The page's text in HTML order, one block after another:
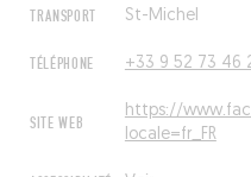
TRANSPORT St-Michel
TÉLÉPHONE +33 9 52 73 46
SITE WEB
https://
locale=fr_FR